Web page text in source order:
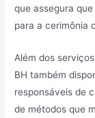
que assegura
para a cerimônia
Além dos
BH também
responsáveis de
de métodos que